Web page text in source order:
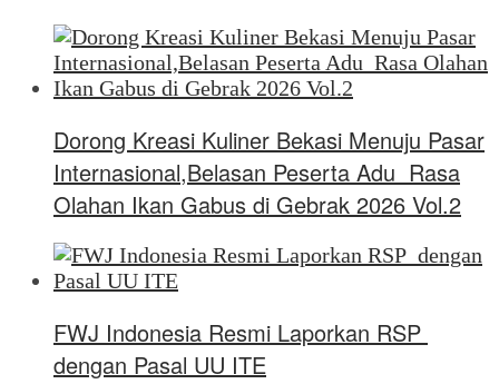
Dorong Kreasi Kuliner Bekasi Menuju Pasar
Internasional,Belasan Peserta Adu Rasa
Olahan Ikan Gabus di Gebrak 2026 Vol.2
FWJ Indonesia Resmi Laporkan RSP
dengan Pasal UU ITE